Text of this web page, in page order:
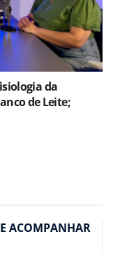
da
de Leite;
ACOMPANHAR